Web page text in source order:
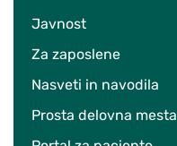
Javnost
Za zaposlene
Nasveti in navodila
Prosta delovna mesta